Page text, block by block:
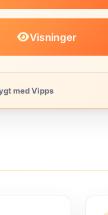
Visninger
med Vipps